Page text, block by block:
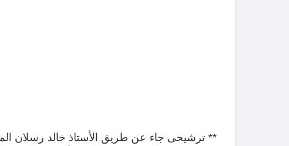
** ترشيحى جاء عن طريق الأستاذ خالد رسلان